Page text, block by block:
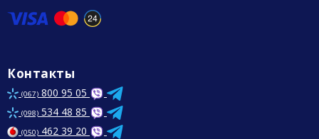
Контакты
(067) 800 95 05
(098) 534 48 85
(050) 462 39 20